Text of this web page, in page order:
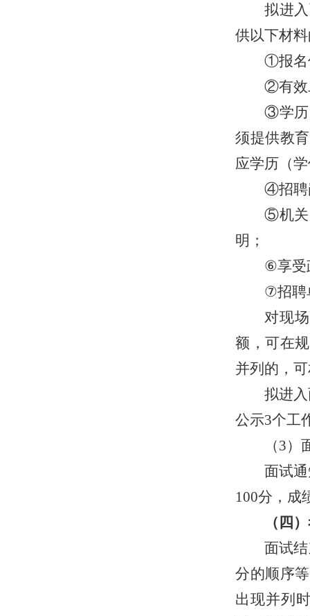
拟进
供以下材
①报
②有效
③学历
须提供教
应学历 （
④招聘
⑤机
明 ；
⑥享受
⑦招聘
对现
额，可在
并列的，
拟进
公示3个工
（3）
面试
100分，成
（四
面试
分的顺序
出现并列